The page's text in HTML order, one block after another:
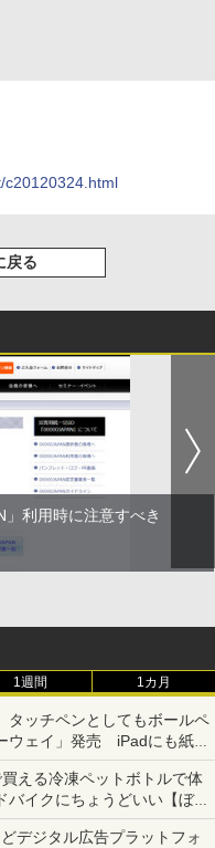
c20120324.html
戻る
利用時に注意すべき
1週間 1カ月
タッチペンとしてもボールペ
ウェイ」発売 iPadにも紙に
える冷凍ペットボトルで体
バイクにちょうどいい【ぼっ
時間でなにしてる？】
デジタル広告プラットフォ